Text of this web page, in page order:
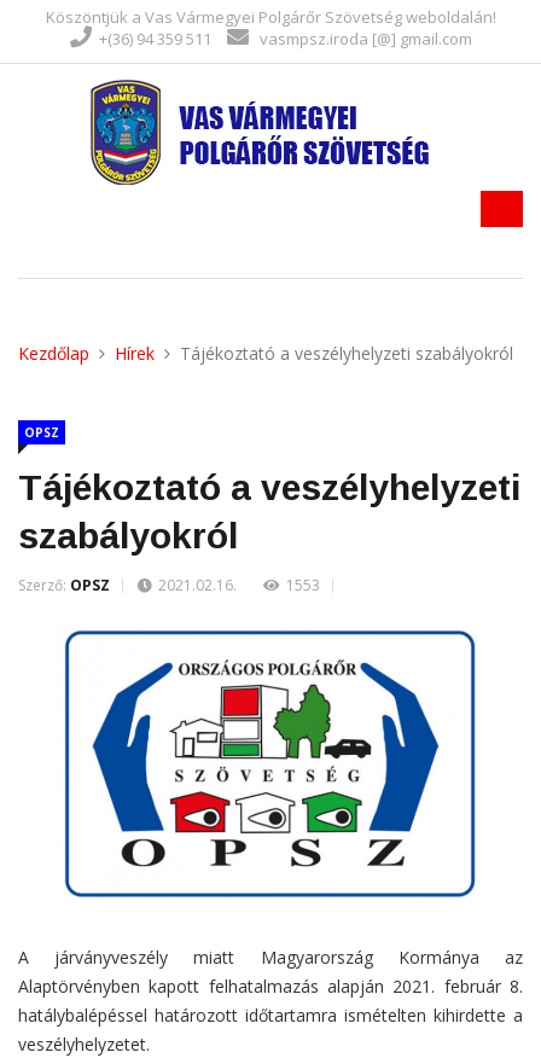
Köszöntjük a Vas Vármegyei Polgárőr Szövetség weboldalán!
+(36) 94 359 511
vasmpsz.iroda [@] gmail.com
Kezdőlap Hírek Tájékoztató a veszélyhelyzeti szabályokról
OPSZ
Tájékoztató a veszélyhelyzeti
szabályokról
Szerző: OPSZ 2021.02.16. 1553
A járványveszély miatt Magyarország Kormánya az
Alaptörvényben kapott felhatalmazás alapján 2021. február 8.
hatálybalépéssel határozott időtartamra ismételten kihirdette a
veszélyhelyzetet.